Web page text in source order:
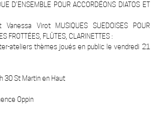
D’ENSEMBLE POUR ACCORDÉONS DIATOS ET
Virot MUSIQUES SUEDOISES POUR
FROTTÉES, FLÛTES, CLARINETTES :
ateliers thèmes joués en public le vendredi 21
30 St Martin en Haut
Oppin